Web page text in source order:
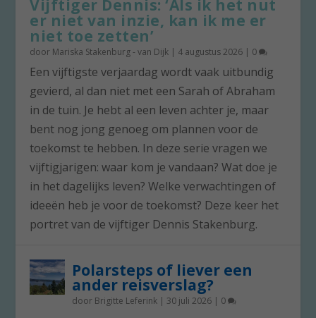
Vijftiger Dennis: ‘Als ik het nut
er niet van inzie, kan ik me er
niet toe zetten’
door Mariska Stakenburg - van Dijk | 4 augustus 2026 | 0
Een vijftigste verjaardag wordt vaak uitbundig
gevierd, al dan niet met een Sarah of Abraham
in de tuin. Je hebt al een leven achter je, maar
bent nog jong genoeg om plannen voor de
toekomst te hebben. In deze serie vragen we
vijftigjarigen: waar kom je vandaan? Wat doe je
in het dagelijks leven? Welke verwachtingen of
ideeën heb je voor de toekomst? Deze keer het
portret van de vijftiger Dennis Stakenburg.
Polarsteps of liever een
ander reisverslag?
door Brigitte Leferink | 30 juli 2026 | 0